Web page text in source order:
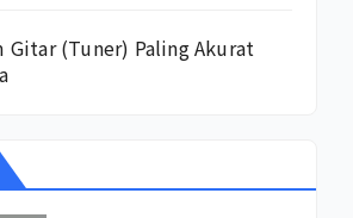
Gitar (Tuner) Paling Akurat